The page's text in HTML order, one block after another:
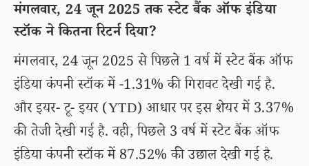
मंगलवार, 24 जून 2025 तक स्टेट बैंक ऑफ इंडिया
स्टॉक ने कितना रिटर्न दिया?
मंगलवार, 24 जून 2025 से पिछले 1 वर्ष में स्टेट बैंक ऑफ
इंडिया कंपनी स्टॉक में -1.31% की गिरावट देखी गई है.
और इयर- टू- इयर (YTD) आधार पर इस शेयर में 3.37%
की तेजी देखी गई है. वही, पिछले 3 वर्ष में स्टेट बैंक ऑफ
इंडिया कंपनी स्टॉक में 87.52% की उछाल देखी गई है.